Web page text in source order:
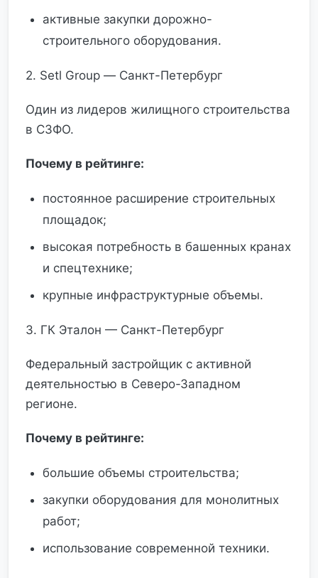
активные закупки дорожно-
строительного оборудования.
2. Setl Group — Санкт-Петербург
Один из лидеров жилищного строительства
в СЗФО.
Почему в рейтинге:
постоянное расширение строительных
площадок;
высокая потребность в башенных кранах
и спецтехнике;
крупные инфраструктурные объемы.
3. ГК Эталон — Санкт-Петербург
Федеральный застройщик с активной
деятельностью в Северо-Западном
регионе.
Почему в рейтинге:
большие объемы строительства;
закупки оборудования для монолитных
работ;
использование современной техники.